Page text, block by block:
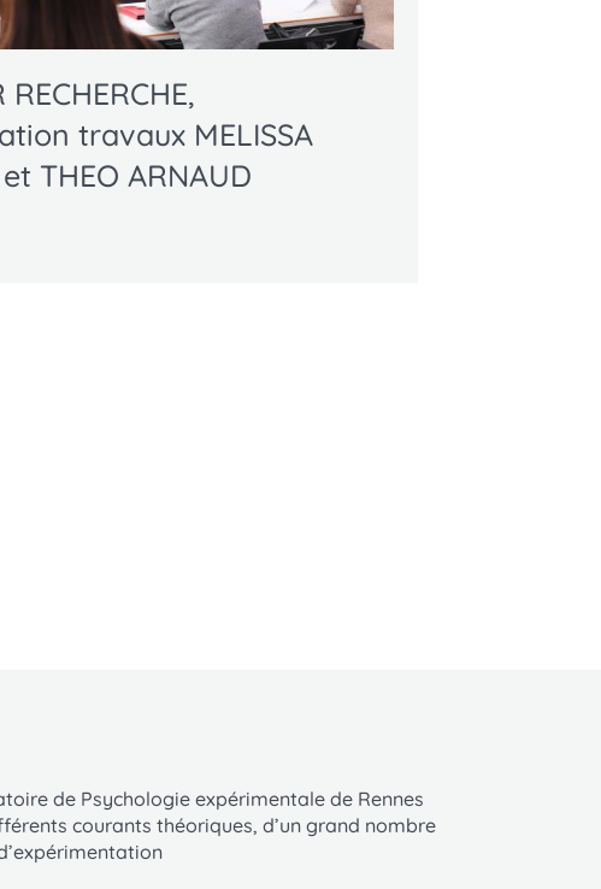
RECHERCHE,
travaux MELISSA
et THEO ARNAUD
de Psychologie expérimentale de Rennes
courants théoriques, d’un grand nombre